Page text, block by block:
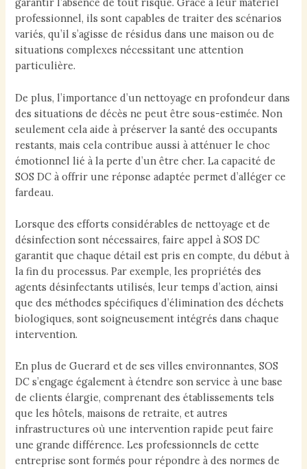
garantir l’absence de tout risque. Grâce à leur matériel
professionnel, ils sont capables de traiter des scénarios
variés, qu’il s’agisse de résidus dans une maison ou de
situations complexes nécessitant une attention
particulière.
De plus, l’importance d’un nettoyage en profondeur dans
des situations de décès ne peut être sous-estimée. Non
seulement cela aide à préserver la santé des occupants
restants, mais cela contribue aussi à atténuer le choc
émotionnel lié à la perte d’un être cher. La capacité de
SOS DC à offrir une réponse adaptée permet d’alléger ce
fardeau.
Lorsque des efforts considérables de nettoyage et de
désinfection sont nécessaires, faire appel à SOS DC
garantit que chaque détail est pris en compte, du début à
la fin du processus. Par exemple, les propriétés des
agents désinfectants utilisés, leur temps d’action, ainsi
que des méthodes spécifiques d’élimination des déchets
biologiques, sont soigneusement intégrés dans chaque
intervention.
En plus de Guerard et de ses villes environnantes, SOS
DC s’engage également à étendre son service à une base
de clients élargie, comprenant des établissements tels
que les hôtels, maisons de retraite, et autres
infrastructures où une intervention rapide peut faire
une grande différence. Les professionnels de cette
entreprise sont formés pour répondre à des normes de